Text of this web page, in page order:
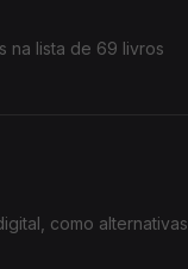
como alternativas